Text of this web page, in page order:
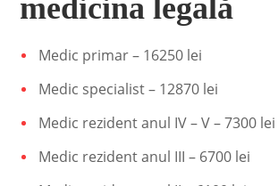
medicina legală
Medic primar – 16250 lei
Medic specialist – 12870 lei
Medic rezident anul IV – V – 7300 lei
Medic rezident anul III – 6700 lei